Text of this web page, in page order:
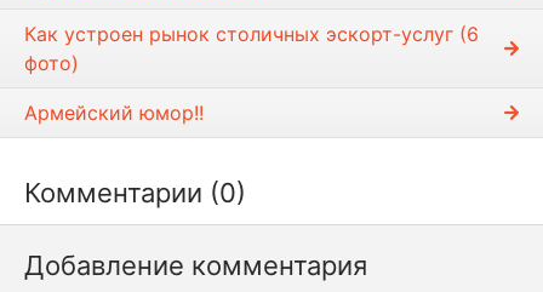
Как устроен рынок столичных эскорт-услуг (6
фото)
Армейский юмор!!
Комментарии (0)
Добавление комментария